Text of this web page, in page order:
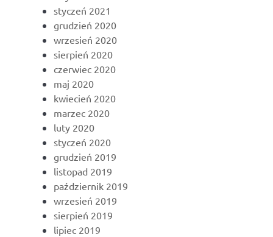
styczeń 2021
grudzień 2020
wrzesień 2020
sierpień 2020
czerwiec 2020
maj 2020
kwiecień 2020
marzec 2020
luty 2020
styczeń 2020
grudzień 2019
listopad 2019
październik 2019
wrzesień 2019
sierpień 2019
lipiec 2019